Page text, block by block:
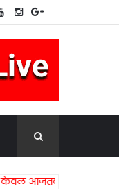
न्यूज पर,​ | हर खबर